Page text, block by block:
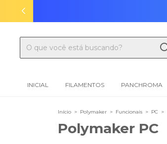
INICIAL FILAMENTOS PANCHROMA
Início > Polymaker > Funcionais > PC >
Polymaker PC